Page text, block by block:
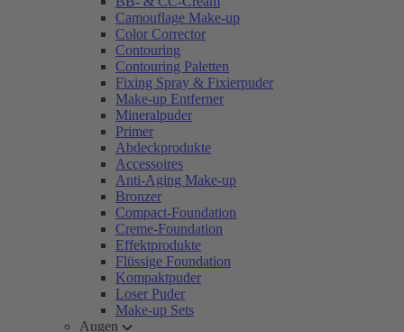
Camouflage Make-up
Color Corrector
Contouring
Contouring Paletten
Fixing Spray & Fixierpuder
Make-up Entferner
Mineralpuder
Primer
Abdeckprodukte
Accessoires
Anti-Aging Make-up
Bronzer
Compact-Foundation
Creme-Foundation
Effektprodukte
Flüssige Foundation
Kompaktpuder
Loser Puder
Make-up Sets
Augen